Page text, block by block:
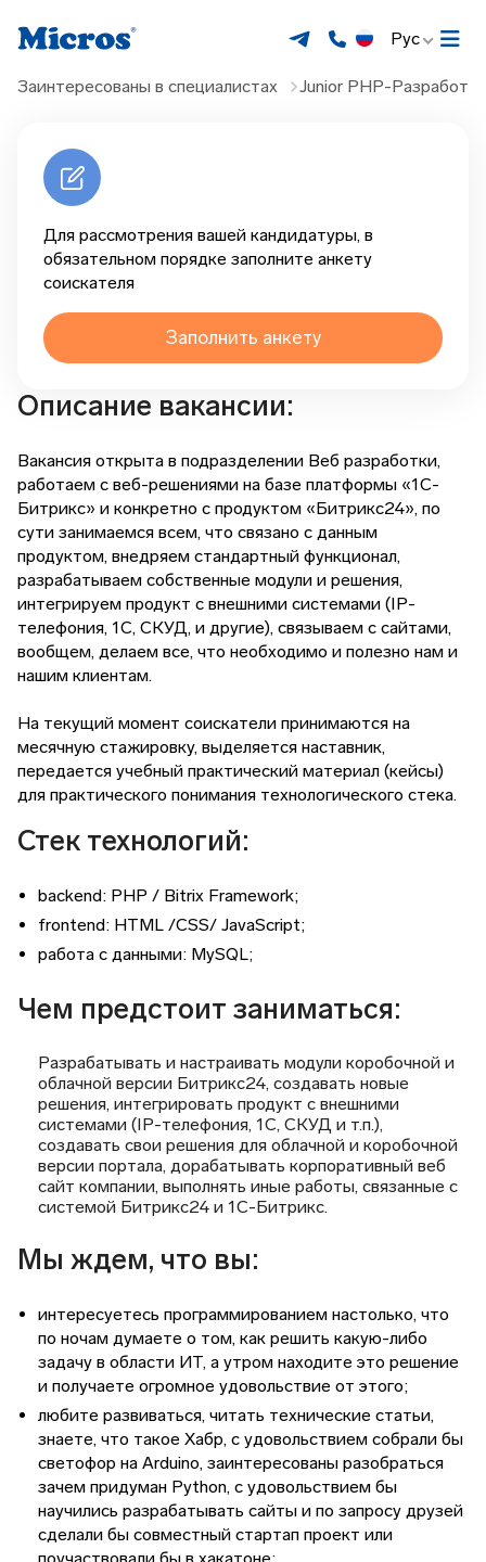
Рус
Заинтересованы в специалистах Junior PHP-
Описание вакансии:
Вакансия открыта в подразделении Веб разработки,
работаем с веб-решениями на базе платформы «1С-
Битрикс» и конкретно с продуктом «Битрикс24», по
сути занимаемся всем, что связано с данным
продуктом, внедряем стандартный функционал,
разрабатываем собственные модули и решения,
интегрируем продукт с внешними системами (IP-
телефония, 1С, СКУД, и другие), связываем с сайтами,
вообщем, делаем все, что необходимо и полезно нам и
нашим клиентам.
На текущий момент соискатели принимаются на
месячную стажировку, выделяется наставник,
передается учебный практический материал (кейсы)
для практического понимания технологического стека.
Стек технологий:
backend: PHP / Bitrix Framework;
frontend: HTML /CSS/ JavaScript;
работа с данными: MySQL;
Чем предстоит заниматься:
Разрабатывать и настраивать модули коробочной и
облачной версии Битрикс24, создавать новые
решения, интегрировать продукт с внешними
системами (IP-телефония, 1С, СКУД и т.п.),
создавать свои решения для облачной и коробочной
версии портала, дорабатывать корпоративный веб
сайт компании, выполнять иные работы, связанные с
системой Битрикс24 и 1С-Битрикс.
Мы ждем, что вы:
интересуетесь программированием настолько, что
по ночам думаете о том, как решить какую-либо
задачу в области ИТ, а утром находите это решение
и получаете огромное удовольствие от этого;
любите развиваться, читать технические статьи,
знаете, что такое Хабр, с удовольствием собрали бы
светофор на Arduino, заинтересованы разобраться
зачем придуман Python, с удовольствием бы
научились разрабатывать сайты и по запросу друзей
сделали бы совместный стартап проект или
Для рассмотрения вашей кандидатуры, в
обязательном порядке заполните анкету
соискателя
Заполнить анкету